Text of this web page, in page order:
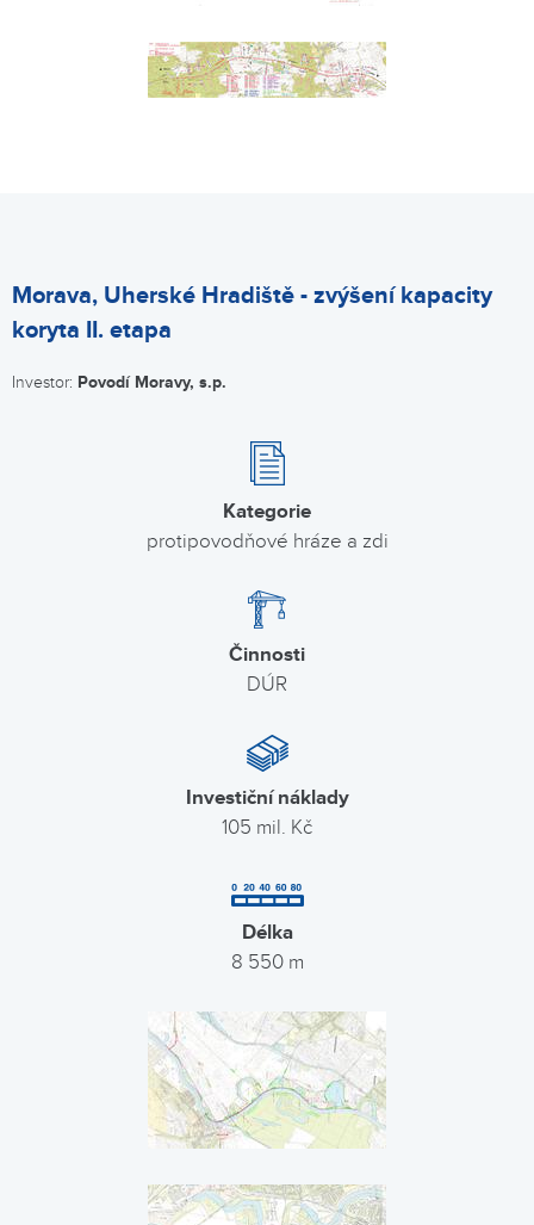
Morava, Uherské Hradiště - zvýšení kapacity
koryta II. etapa
Investor: Povodí Moravy, s.p.
Kategorie
protipovodňové hráze a zdi
Činnosti
DÚR
Investiční náklady
105 mil. Kč
Délka
8 550 m